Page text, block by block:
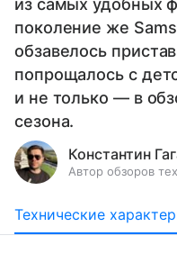
из самых удобных
поколение же
обзавелось
попрощалось с
и не только — в
сезона.
Константин
Автор обзоров
Технические